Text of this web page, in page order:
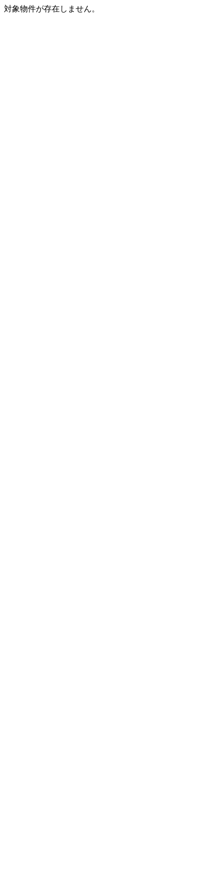
対象物件が存在しません。